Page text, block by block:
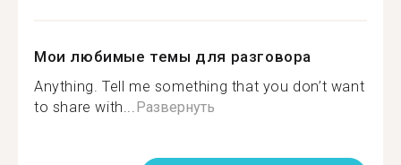
Мои любимые темы для разговора
Anything. Tell me something that you don’t want
to share with...Развернуть